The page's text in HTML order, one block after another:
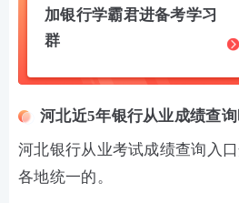
加银行学霸君进备考学习
群
河北近5年银行从业成绩查
河北银行从业考试成绩查询入
各地统一的。